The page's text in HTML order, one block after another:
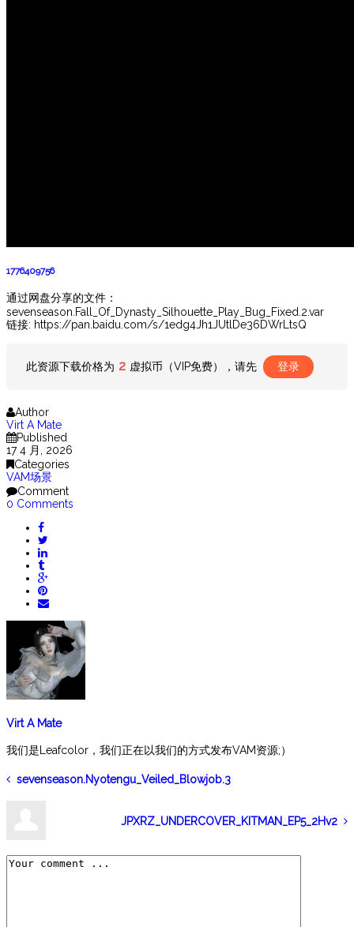
1776409756
通过网盘分享的文件：
sevenseason.Fall_Of_Dynasty_Silhouette_Play_Bug_Fixed.2.var
链接: https://pan.baidu.com/s/1edg4Jh1JUtlDe36DWrLtsQ
此资源下载价格为 2 虚拟币（VIP免费），请先 登录
Author
Virt A Mate
Published
17 4 月, 2026
Categories
VAM场景
Comment
0 Comments
Virt A Mate
我们是Leafcolor，我们正在以我们的方式发布VAM资源;）
sevenseason.Nyotengu_Veiled_Blowjob.3
JPXRZ_UNDERCOVER_KITMAN_EP5_2Hv2